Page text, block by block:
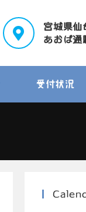
宮城県
あおば
受付状況